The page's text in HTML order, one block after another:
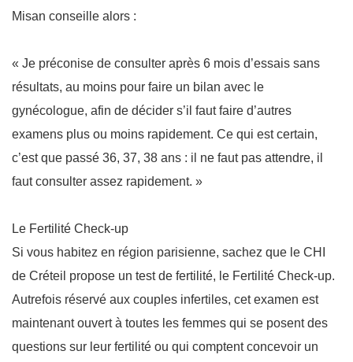
Misan conseille alors :
« Je préconise de consulter après 6 mois d’essais sans
résultats, au moins pour faire un bilan avec le
gynécologue, afin de décider s’il faut faire d’autres
examens plus ou moins rapidement. Ce qui est certain,
c’est que passé 36, 37, 38 ans : il ne faut pas attendre, il
faut consulter assez rapidement. »
Le Fertilité Check-up
Si vous habitez en région parisienne, sachez que le CHI
de Créteil propose un test de fertilité, le Fertilité Check-up.
Autrefois réservé aux couples infertiles, cet examen est
maintenant ouvert à toutes les femmes qui se posent des
questions sur leur fertilité ou qui comptent concevoir un